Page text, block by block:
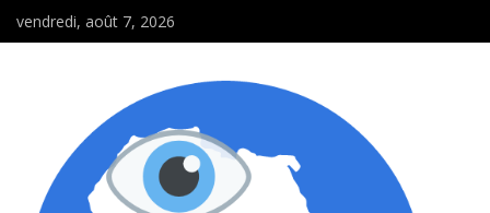
vendredi, août 7, 2026